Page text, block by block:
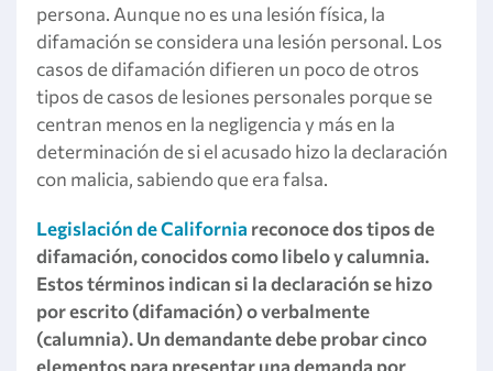
persona. Aunque no es una lesión física, la
difamación se considera una lesión personal. Los
casos de difamación difieren un poco de otros
tipos de casos de lesiones personales porque se
centran menos en la negligencia y más en la
determinación de si el acusado hizo la declaración
con malicia, sabiendo que era falsa.
Legislación de California reconoce dos tipos de
difamación, conocidos como libelo y calumnia.
Estos términos indican si la declaración se hizo
por escrito (difamación) o verbalmente
(calumnia). Un demandante debe probar cinco